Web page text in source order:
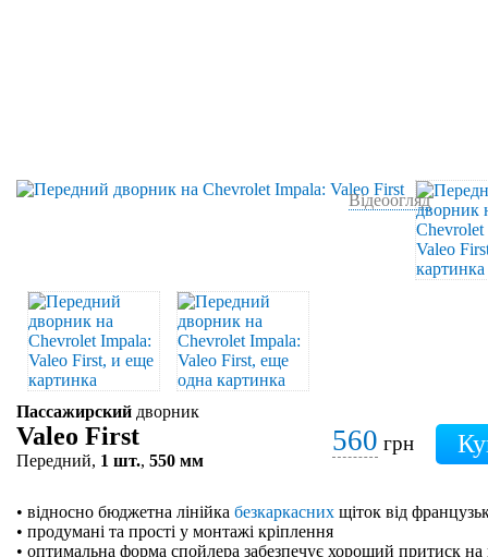
Відеоогляд
Пассажирский дворник
Valeo First
Передний, 1 шт., 550 мм
560 грн
• відносно бюджетна лінійка безкаркасних щіток від
• продумані та прості у монтажі кріплення
• оптимальна форма спойлера забезпечує хороший притиск на